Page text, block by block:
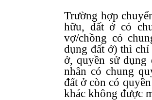
Trường hợp
hữu, đất ở có
vợ/chồng có
dụng đất ở) thì chỉ
ở, quyền sử dụng
nhân có chung
đất ở còn có
khác không được